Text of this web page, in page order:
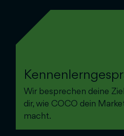
Wir besprechen deine
dir, wie COCO dein
macht.